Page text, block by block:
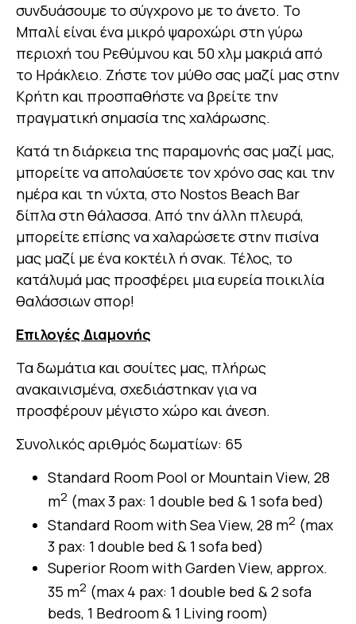
συνδυάσουμε το σύγχρονο με το άνετο. Το
Μπαλί είναι ένα μικρό ψαροχώρι στη γύρω
περιοχή του Ρεθύμνου και 50 χλμ μακριά από
το Ηράκλειο. Ζήστε τον μύθο σας μαζί μας στην
Κρήτη και προσπαθήστε να βρείτε την
πραγματική σημασία της χαλάρωσης.
Κατά τη διάρκεια της παραμονής σας μαζί μας,
μπορείτε να απολαύσετε τον χρόνο σας και την
ημέρα και τη νύχτα, στο Nostos Beach Bar
δίπλα στη θάλασσα. Από την άλλη πλευρά,
μπορείτε επίσης να χαλαρώσετε στην πισίνα
μας μαζί με ένα κοκτέιλ ή σνακ. Τέλος, το
κατάλυμά μας προσφέρει μια ευρεία ποικιλία
θαλάσσιων σπορ!
Επιλογές Διαμονής
Τα δωμάτια και σουίτες μας, πλήρως
ανακαινισμένα, σχεδιάστηκαν για να
προσφέρουν μέγιστο χώρο και άνεση.
Συνολικός αριθμός δωματίων: 65
Standard Room Pool or Mountain View, 28
m2 (max 3 pax: 1 double bed & 1 sofa bed)
Standard Room with Sea View, 28 m2 (max
3 pax: 1 double bed & 1 sofa bed)
Superior Room with Garden View, approx.
35 m2 (max 4 pax: 1 double bed & 2 sofa
beds, 1 Bedroom & 1 Living room)